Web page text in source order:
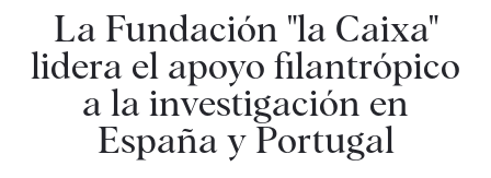
La Fundación "la Caixa"
lidera el apoyo filantrópico
a la investigación en
España y Portugal